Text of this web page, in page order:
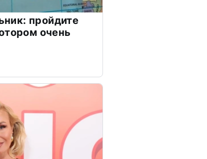
пройдите
очень